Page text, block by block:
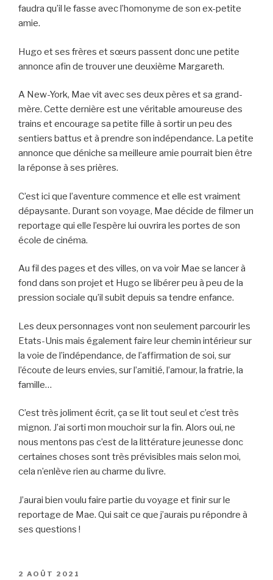
faudra qu’il le fasse avec l’homonyme de son ex-petite
amie.
Hugo et ses frères et sœurs passent donc une petite
annonce afin de trouver une deuxième Margareth.
A New-York, Mae vit avec ses deux pères et sa grand-
mère. Cette dernière est une véritable amoureuse des
trains et encourage sa petite fille à sortir un peu des
sentiers battus et à prendre son indépendance. La petite
annonce que déniche sa meilleure amie pourrait bien être
la réponse à ses prières.
C’est ici que l’aventure commence et elle est vraiment
dépaysante. Durant son voyage, Mae décide de filmer un
reportage qui elle l’espère lui ouvrira les portes de son
école de cinéma.
Au fil des pages et des villes, on va voir Mae se lancer à
fond dans son projet et Hugo se libérer peu à peu de la
pression sociale qu’il subit depuis sa tendre enfance.
Les deux personnages vont non seulement parcourir les
Etats-Unis mais également faire leur chemin intérieur sur
la voie de l’indépendance, de l’affirmation de soi, sur
l’écoute de leurs envies, sur l’amitié, l’amour, la fratrie, la
famille…
C’est très joliment écrit, ça se lit tout seul et c’est très
mignon. J’ai sorti mon mouchoir sur la fin. Alors oui, ne
nous mentons pas c’est de la littérature jeunesse donc
certaines choses sont très prévisibles mais selon moi,
cela n’enlève rien au charme du livre.
J’aurai bien voulu faire partie du voyage et finir sur le
reportage de Mae. Qui sait ce que j’aurais pu répondre à
ses questions !
PUBLIÉ
2 AOÛT 2021